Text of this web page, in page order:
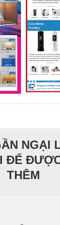
NGẠI
ĐỂ
THÊM